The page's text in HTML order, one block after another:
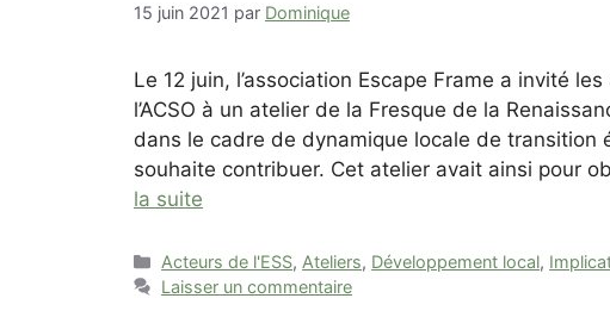
15 juin 2021 par Dominique
Le 12 juin, l’association Escape Frame a invité
l’ACSO à un atelier de la Fresque de la
dans le cadre de dynamique locale de transition
souhaite contribuer. Cet atelier avait ainsi pour
la suite
Catégories
Acteurs de l'ESS, Ateliers, Développement local,
Laisser un commentaire